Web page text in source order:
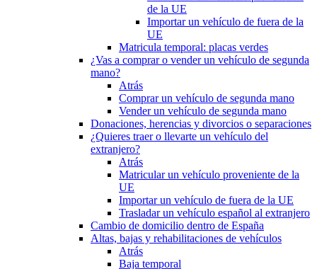
de la UE
Importar un vehículo de fuera de la
UE
Matricula temporal: placas verdes
¿Vas a comprar o vender un vehículo de segunda
mano?
Atrás
Comprar un vehículo de segunda mano
Vender un vehículo de segunda mano
Donaciones, herencias y divorcios o separaciones
¿Quieres traer o llevarte un vehículo del
extranjero?
Atrás
Matricular un vehículo proveniente de la
UE
Importar un vehículo de fuera de la UE
Trasladar un vehículo español al extranjero
Cambio de domicilio dentro de España
Altas, bajas y rehabilitaciones de vehículos
Atrás
Baja temporal